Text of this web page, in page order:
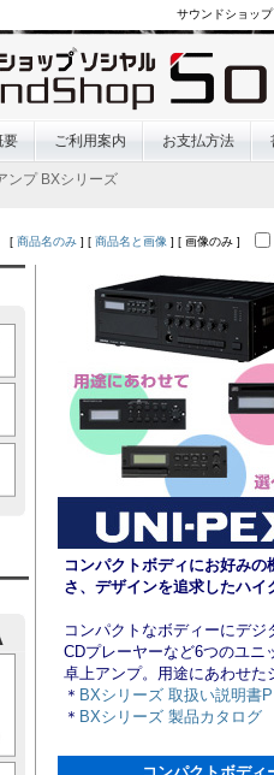
サウンドショッ
要 ご利用案内 お支払方法
ンプ BXシリーズ
[ 商品名のみ ] [ 商品名と画像 ] [ 画像のみ ]
コンパクトボディにお好み
さ、デザインを追求したハイ
コンパクトなボディーにデ
CDプレーヤーなど6つのユニ
卓上アンプ。用途にあわせ
＊ BXシリーズ 取扱い説明書
＊ BXシリーズ 製品カタログ